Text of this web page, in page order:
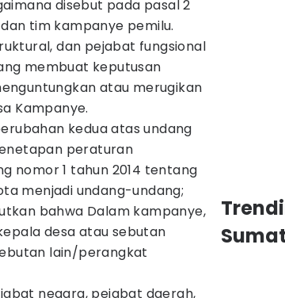
disebut pada pasal 2
tim kampanye pemilu.
dan pejabat fungsional
membuat keputusan
atau merugikan
Kampanye.
kedua atas undang
peraturan
nomor 1 tahun 2014 tentang
menjadi undang-undang;
bahwa Dalam kampanye,
desa atau sebutan
lain/perangkat
negara, pejabat daerah,